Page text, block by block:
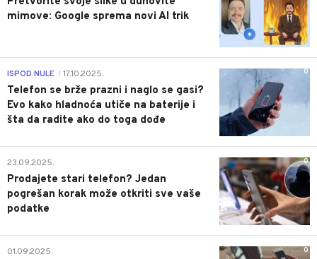
mimove: Google sprema novi AI trik
0
ISPOD NULE 17.10.2025.
Telefon se brže prazni i naglo se gasi?
Evo kako hladnoća utiče na baterije i
šta da radite ako do toga dođe
0
23.09.2025.
Prodajete stari telefon? Jedan
pogrešan korak može otkriti sve vaše
podatke
0
01.09.2025.